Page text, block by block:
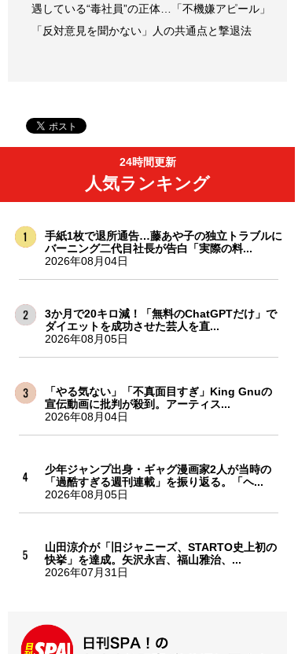
遇している“毒社員”の正体…「不機嫌アピール」
「反対意見を聞かない」人の共通点と撃退法
24時間更新
人気ランキング
手紙1枚で退所通告…藤あや子の独立トラブルに
バーニング二代目社長が告白「実際の料...
2026年08月04日
3か月で20キロ減！「無料のChatGPTだけ」で
ダイエットを成功させた芸人を直...
2026年08月05日
「やる気ない」「不真面目すぎ」King Gnuの
宣伝動画に批判が殺到。アーティス...
2026年08月04日
少年ジャンプ出身・ギャグ漫画家2人が当時の
「過酷すぎる週刊連載」を振り返る。「ヘ...
2026年08月05日
山田涼介が「旧ジャニーズ、STARTO史上初の
快挙」を達成。矢沢永吉、福山雅治、...
2026年07月31日